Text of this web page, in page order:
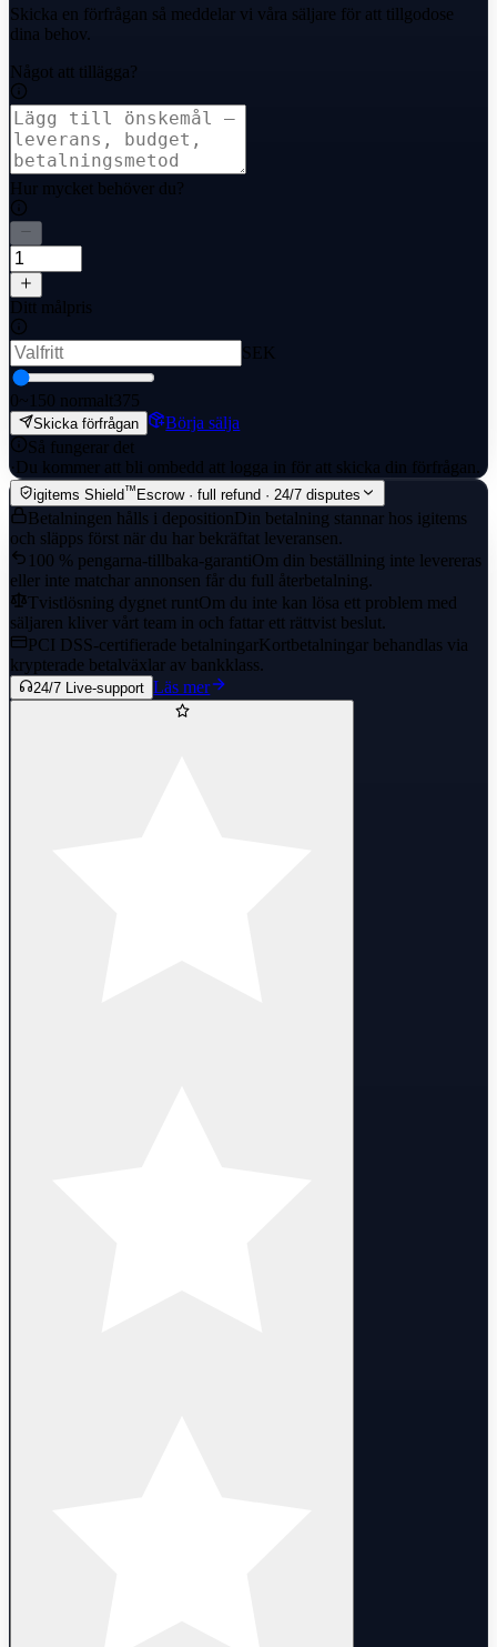
Skicka en förfrågan så meddelar vi våra säljare för att tillgodose
dina behov.
Något att tillägga?
Hur mycket behöver du?
Ditt målpris
SEK
0~150 normalt 375
Skicka förfrågan
Börja sälja
Så fungerar det
· Du kommer att bli ombedd att logga in för att skicka din förfrågan.
igitems Shield™ Escrow · full refund · 24/7 disputes
Betalningen hålls i depositionDin betalning stannar hos igitems
och släpps först när du har bekräftat leveransen.
100 % pengarna-tillbaka-garantiOm din beställning inte levereras
eller inte matchar annonsen får du full återbetalning.
Tvistlösning dygnet runtOm du inte kan lösa ett problem med
säljaren kliver vårt team in och fattar ett rättvist beslut.
PCI DSS-certifierade betalningarKortbetalningar behandlas via
krypterade betalväxlar av bankklass.
24/7 Live-support Läs mer